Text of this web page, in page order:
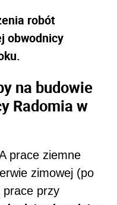
robót
obwodnicy
na budowie
Radomia w
prace ziemne
zimowej (po
prace przy